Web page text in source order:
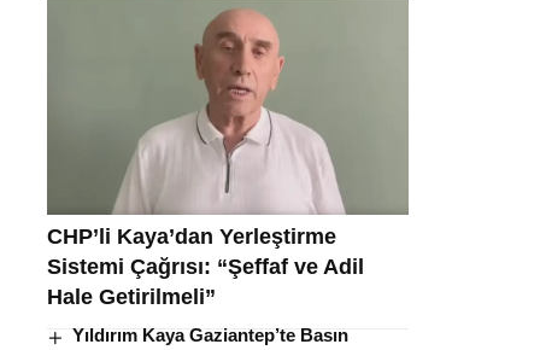
CHP’li Kaya’dan Yerleştirme
Sistemi Çağrısı: “Şeffaf ve Adil
Hale Getirilmeli”
Yıldırım Kaya Gaziantep’te Basın